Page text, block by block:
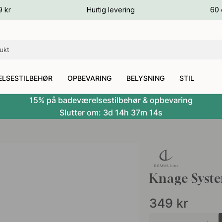
kr Hurtig levering 60
OPBEVARING BELYSNING STIL
15% på badeværelsestilbehør & opbevaring
Slutter om: 3d 14h 37m 13s
Knage
349 kr